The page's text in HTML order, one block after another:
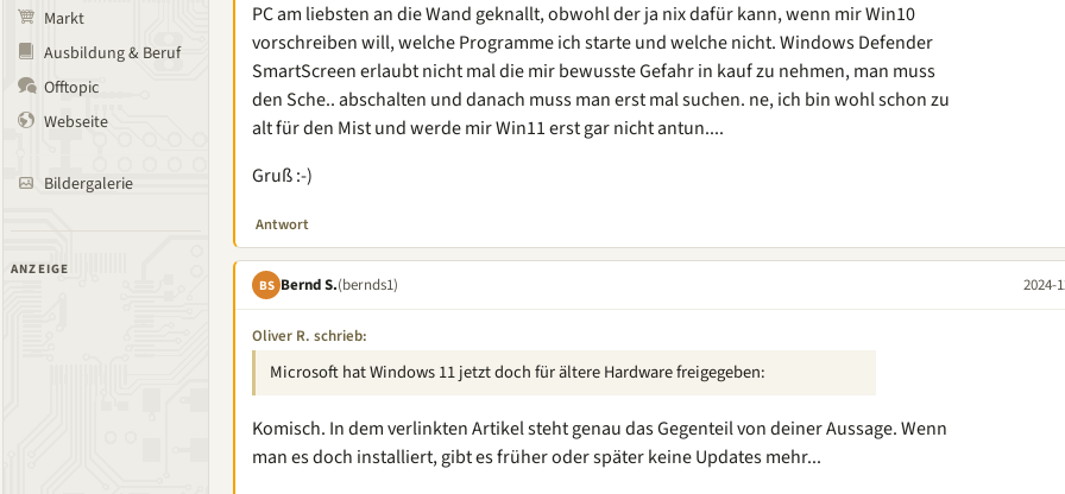
Markt
Ausbildung & Beruf
Offtopic
Webseite
Bildergalerie
ANZEIGE
PC am liebsten an die Wand geknallt, obwohl der ja nix dafür kann, wenn mir Win10
vorschreiben will, welche Programme ich starte und welche nicht. Windows Defender
SmartScreen erlaubt nicht mal die mir bewusste Gefahr in kauf zu nehmen, man muss
den Sche.. abschalten und danach muss man erst mal suchen. ne, ich bin wohl schon zu
alt für den Mist und werde mir Win11 erst gar nicht antun....
Gruß :-)
Antwort
BS Bernd S.(bernds1) 2024-
Oliver R. schrieb:
Microsoft hat Windows 11 jetzt doch für ältere Hardware freigegeben:
Komisch. In dem verlinkten Artikel steht genau das Gegenteil von deiner Aussage. Wenn
man es doch installiert, gibt es früher oder später keine Updates mehr...